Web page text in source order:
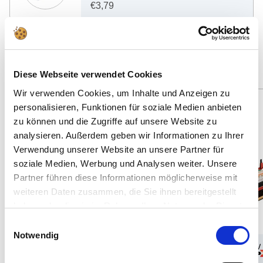
Diese Webseite verwendet Cookies
Wir verwenden Cookies, um Inhalte und Anzeigen zu
personalisieren, Funktionen für soziale Medien anbieten
zu können und die Zugriffe auf unsere Website zu
analysieren. Außerdem geben wir Informationen zu Ihrer
Verwendung unserer Website an unsere Partner für
soziale Medien, Werbung und Analysen weiter. Unsere
Partner führen diese Informationen möglicherweise mit
weiteren Daten zusammen, die Sie ihnen bereitgestellt
haben oder die sie im Rahmen Ihrer Nutzung der Dienste
Notwendig
€3,79
Spare: 16%
45 Teile
Spare: 2%
36 Teile